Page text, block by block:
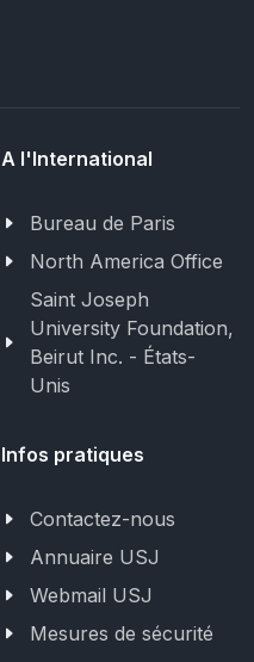
A l'International
Bureau de Paris
North America Office
Saint Joseph
University Foundation,
Beirut Inc. - États-
Unis
Infos pratiques
Contactez-nous
Annuaire USJ
Webmail USJ
Mesures de sécurité